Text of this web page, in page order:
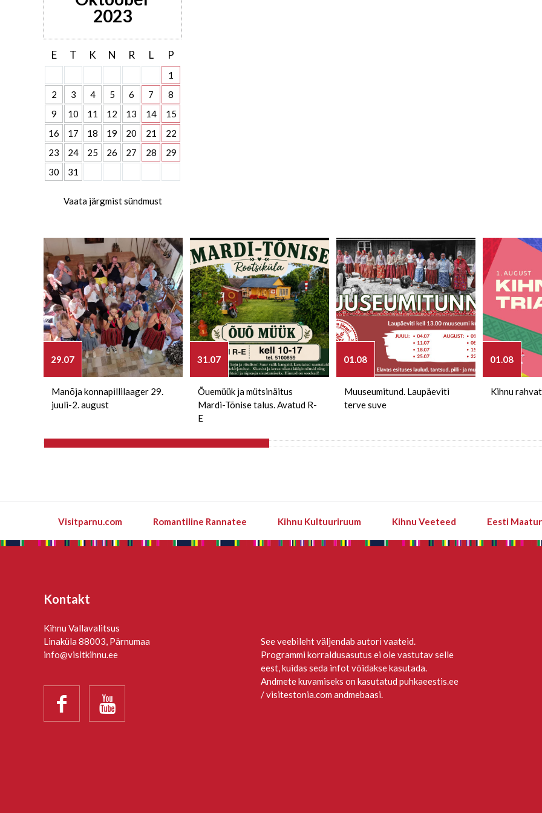
2023
E T K N R L P
1
2
3 4 5 6 7
8
9
10 11 12 13 14
15
16
17 18 19 20 21
22
23
24 25 26 27 28
29
30
31
Vaata järgmist sündmust
29.07
Manõja konnapillilaager 29.
juuli-2. august
31.07
Õuemüük ja mütsinäitus
Mardi-Tõnise talus. Avatud R-
E
01.08
Muuseumitund. Laupäeviti
terve suve
01.08
Kihnu
Visitparnu.com Romantiline Rannatee Kihnu Kultuuriruum Kihnu Veeteed Eesti
Kontakt
Kihnu Vallavalitsus
Linaküla 88003, Pärnumaa
info@visitkihnu.ee
 
See veebileht väljendab autori vaateid.
Programmi korraldusasutus ei ole vastutav selle
eest, kuidas seda infot võidakse kasutada.
Andmete kuvamiseks on kasutatud puhkaeestis.ee
/ visitestonia.com andmebaasi.